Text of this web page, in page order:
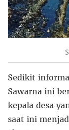
Sedikit
Sawarna ini
kepala desa
saat ini